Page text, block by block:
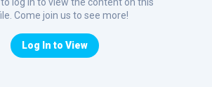
Come join us to see more!
Log In to View